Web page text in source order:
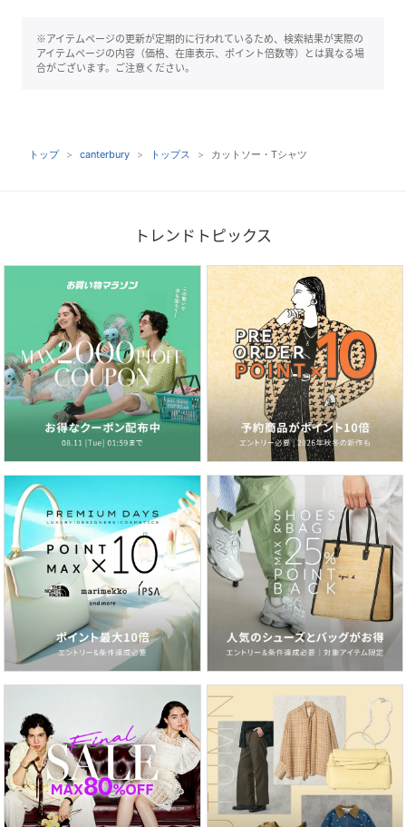
※アイテムページの更新が定期的に行われているため、検索結果が実際の
アイテムページの内容（価格、在庫表示、ポイント倍数等）とは異なる場
合がございます。ご注意ください。
トップ canterbury トップス カットソー・Tシャツ
トレンドトピックス